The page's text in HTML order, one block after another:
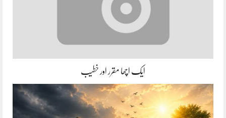
ایک اچھا مقرر اور خطیب